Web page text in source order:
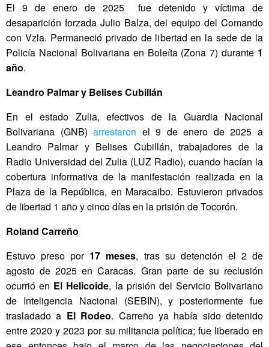
El 9 de enero de 2025 fue detenido y víctima de
desaparición forzada Julio Balza, del equipo del Comando
con Vzla. Permaneció privado de libertad en la sede de la
Policía Nacional Bolivariana en Boleíta (Zona 7) durante 1
año.
Leandro Palmar y Belises Cubillán
En el estado Zulia, efectivos de la Guardia Nacional
Bolivariana (GNB)arrestaron el 9 de enero de 2025 a
Leandro Palmar y Belises Cubillán, trabajadores de la
Radio Universidad del Zulia (LUZ Radio), cuando hacían la
cobertura informativa de la manifestación realizada en la
Plaza de la República, en Maracaibo. Estuvieron privados
de libertad 1 año y cinco días en la prisión de Tocorón.
Roland Carreño
Estuvo preso por 17 meses, tras su detención el 2 de
agosto de 2025 en Caracas. Gran parte de su reclusión
ocurrió en El Helicoide, la prisión del Servicio Bolivariano
de Inteligencia Nacional (SEBIN), y posteriormente fue
trasladado a El Rodeo. Carreño ya había sido detenido
entre 2020 y 2023 por su militancia política; fue liberado en